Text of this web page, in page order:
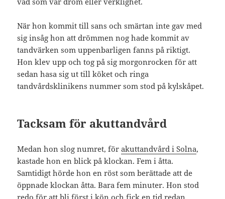
När hon kommit till sans och smärtan inte gav med
sig insåg hon att drömmen nog hade kommit av
tandvärken som uppenbarligen fanns på riktigt.
Hon klev upp och tog på sig morgonrocken för att
sedan hasa sig ut till köket och ringa
tandvårdsklinikens nummer som stod på kylskåpet.
Tacksam för akuttandvård
Medan hon slog numret, förakuttandvård i Solna,
kastade hon en blick på klockan. Fem i åtta.
Samtidigt hörde hon en röst som berättade att de
öppnade klockan åtta. Bara fem minuter. Hon stod
redo för att bli först i kön och fick en tid redan